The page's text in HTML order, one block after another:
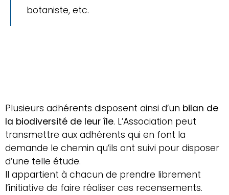
botaniste, etc.
Plusieurs adhérents disposent ainsi d’un bilan de
la biodiversité de leur île. L’Association peut
transmettre aux adhérents qui en font la
demande le chemin qu’ils ont suivi pour disposer
d’une telle étude.
Il appartient à chacun de prendre librement
l’initiative de faire réaliser ces recensements.